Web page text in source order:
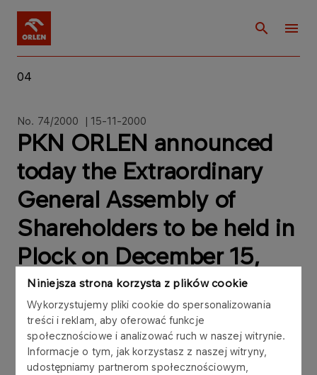
Niniejsza strona korzysta z plików cookie
Wykorzystujemy pliki cookie do spersonalizowania
treści i reklam, aby oferować funkcje
społecznościowe i analizować ruch w naszej witrynie.
Informacje o tym, jak korzystasz z naszej witryny,
udostępniamy partnerom społecznościowym,
04
No. 74/2000 | 15-11-2000
PKN ORLEN announced
today the Extraordinary
General Assembly of
Shareholders to be held in
Plock on December 15,
2000
The Management Board of Polski Koncern